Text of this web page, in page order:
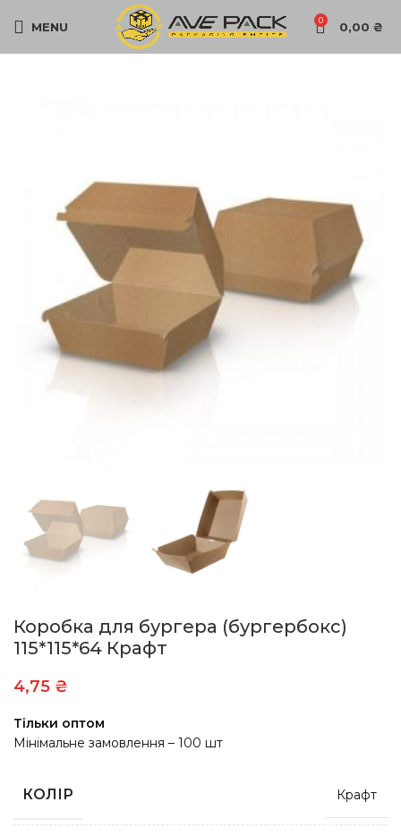
MENU 0 0,00 ₴
Коробка для бургера (бургербокс)
115*115*64 Крафт
4,75 ₴
Тільки оптом
Мінімальне замовлення – 100 шт
КОЛІР Крафт